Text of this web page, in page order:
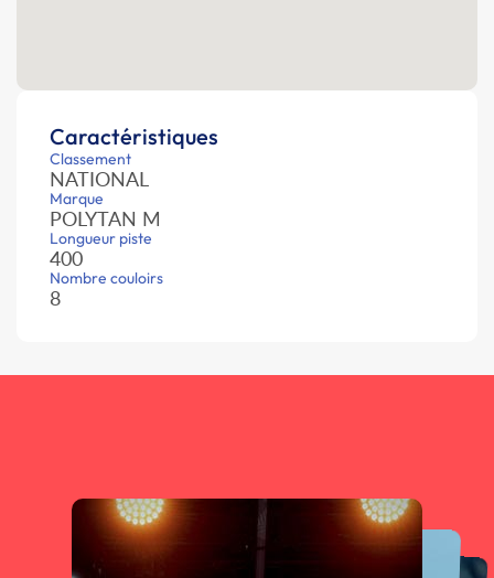
Caractéristiques
Classement
NATIONAL
Marque
POLYTAN M
Longueur piste
400
Nombre couloirs
8